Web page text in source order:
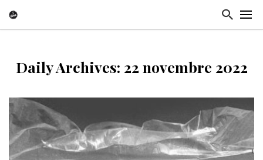
Daily Archives: 22 novembre 2022